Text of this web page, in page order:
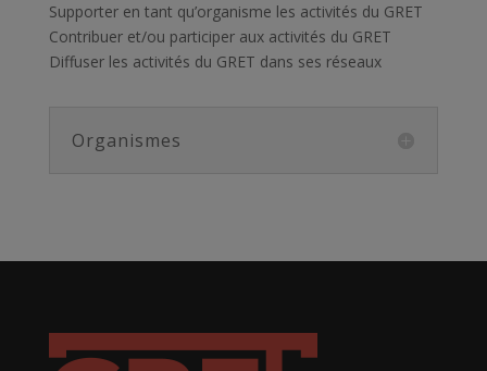
Supporter en tant qu’organisme les activités du GRET
Contribuer et/ou participer aux activités du GRET
Diffuser les activités du GRET dans ses réseaux
Organismes